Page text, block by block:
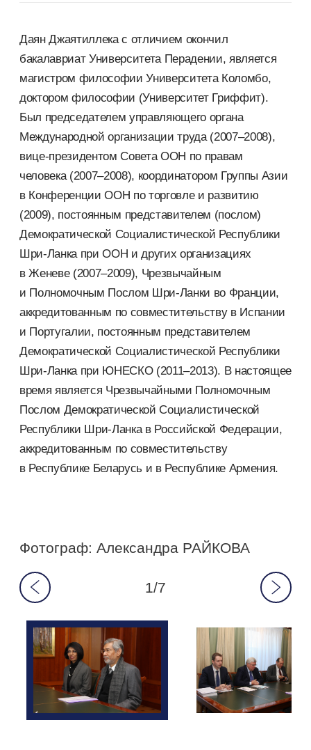
Даян Джаятиллека с отличием окончил
бакалавриат Университета Перадении, является
магистром философии Университета Коломбо,
доктором философии (Университет Гриффит).
Был председателем управляющего органа
Международной организации труда (2007–2008),
вице-президентом Совета ООН по правам
человека (2007–2008), координатором Группы Азии
в Конференции ООН по торговле и развитию
(2009), постоянным представителем (послом)
Демократической Социалистической Республики
Шри-Ланка при ООН и других организациях
в Женеве (2007–2009), Чрезвычайным
и Полномочным Послом Шри-Ланки во Франции,
аккредитованным по совместительству в Испании
и Португалии, постоянным представителем
Демократической Социалистической Республики
Шри-Ланка при ЮНЕСКО (2011–2013). В настоящее
время является Чрезвычайными Полномочным
Послом Демократической Социалистической
Республики Шри-Ланка в Российской Федерации,
аккредитованным по совместительству
в Республике Беларусь и в Республике Армения.
Фотограф: Александра РАЙКОВА
1/7